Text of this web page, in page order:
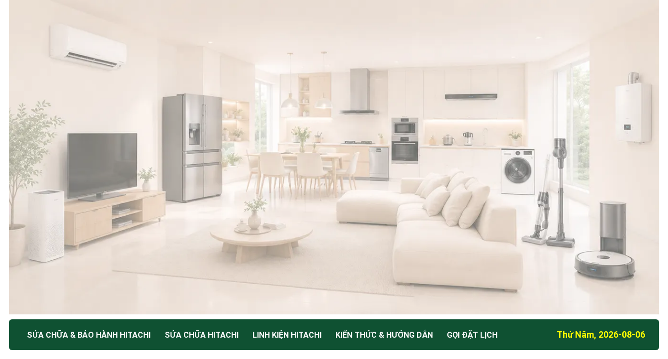
TRUNG TÂM BẢO HÀNH ĐIỆN MÁY HÀ NỘI
SỬA CHỮA & BẢO HÀNH HITACHI SỬA CHỮA HITACHI LINH KIỆN HITACHI KIẾN THỨC & HƯỚNG DẪN GỌI ĐẶT LỊCH Thứ Năm, 2026-08-06